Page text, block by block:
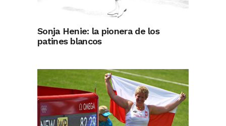
Sonja Henie: la pionera de los
patines blancos